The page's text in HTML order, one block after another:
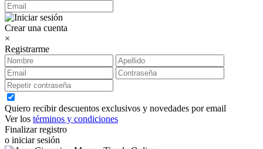
Crear una cuenta
×
Registrarme
Quiero recibir descuentos exclusivos y novedades por email
Ver los términos y condiciones
Finalizar registro
o iniciar sesión